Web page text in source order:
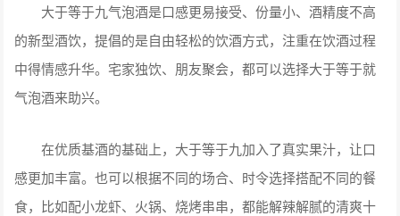
大于等于九气泡酒是口感更易接受、份量小、酒精度不高
的新型酒饮，提倡的是自由轻松的饮酒方式，注重在饮酒过程
中得情感升华。宅家独饮、朋友聚会，都可以选择大于等于就
气泡酒来助兴。
在优质基酒的基础上，大于等于九加入了真实果汁，让口
感更加丰富。也可以根据不同的场合、时令选择搭配不同的餐
食，比如配小龙虾、火锅、烧烤串串，都能解辣解腻的清爽十